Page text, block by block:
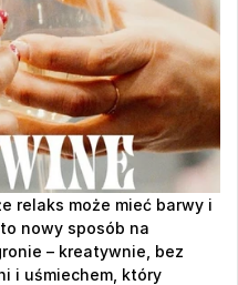
relaks może mieć barwy i
to nowy sposób na
– kreatywnie, bez
i uśmiechem, który